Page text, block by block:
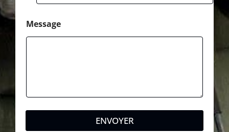
Message
ENVOYER